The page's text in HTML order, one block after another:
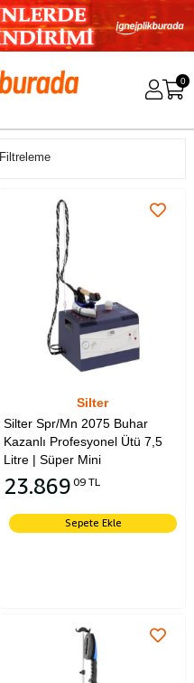
0
Filtreleme
Silter
Silter Spr/Mn 2075 Buhar
Kazanlı Profesyonel Ütü 7,5
Litre | Süper Mini
23.869 09 TL
Sepete Ekle